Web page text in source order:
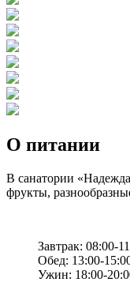
О питании
В санатории
фрукты,
Завтрак: 08:00-
Обед: 13:00-
Ужин: 18:00-